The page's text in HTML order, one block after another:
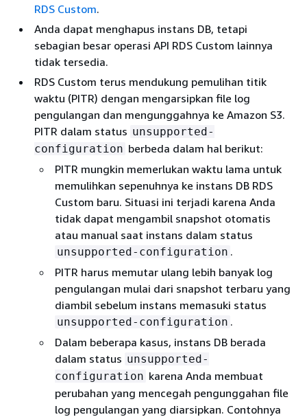
RDS Custom.
Anda dapat menghapus instans DB, tetapi
sebagian besar operasi API RDS Custom lainnya
tidak tersedia.
RDS Custom terus mendukung pemulihan titik
waktu (PITR) dengan mengarsipkan file log
pengulangan dan mengunggahnya ke Amazon S3.
PITR dalam status unsupported-
configuration berbeda dalam hal berikut:
PITR mungkin memerlukan waktu lama untuk
memulihkan sepenuhnya ke instans DB RDS
Custom baru. Situasi ini terjadi karena Anda
tidak dapat mengambil snapshot otomatis
atau manual saat instans dalam status
unsupported-configuration .
PITR harus memutar ulang lebih banyak log
pengulangan mulai dari snapshot terbaru yang
diambil sebelum instans memasuki status
unsupported-configuration .
Dalam beberapa kasus, instans DB berada
dalam status unsupported-
configuration karena Anda membuat
perubahan yang mencegah pengunggahan file
log pengulangan yang diarsipkan. Contohnya